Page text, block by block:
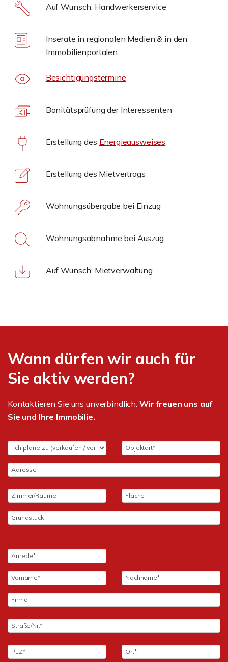
Auf Wunsch: Handwerkerservice
Inserate in regionalen Medien & in den
Immobilienportalen
Besichtigungstermine
Bonitätsprüfung der Interessenten
Erstellung des Energieausweises
Erstellung des Mietvertrags
Wohnungsübergabe bei Einzug
Wohnungsabnahme bei Auszug
Auf Wunsch: Mietverwaltung
Wann dürfen wir auch für
Sie aktiv werden?
Kontaktieren Sie uns unverbindlich. Wir freuen uns auf
Sie und Ihre Immobilie.